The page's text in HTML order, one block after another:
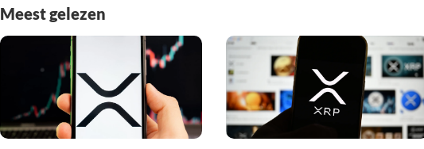
Meest gelezen